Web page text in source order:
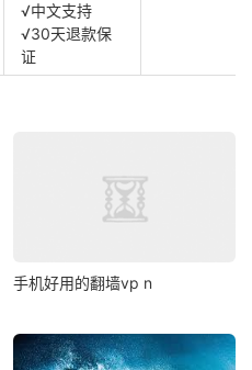
√中文支持
√30天退款保
证
手机好用的翻墙vp n